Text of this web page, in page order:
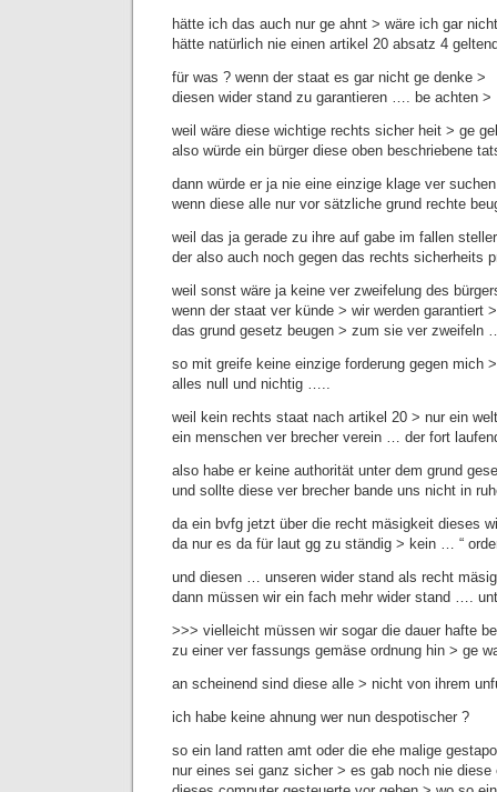
hätte ich das auch nur ge ahnt > wäre ich gar
hätte natürlich nie einen artikel 20 absatz 4
für was ? wenn der staat es gar nicht ge denke >
diesen wider stand zu garantieren …. be achten >
weil wäre diese wichtige rechts sicher heit > ge
also würde ein bürger diese oben beschriebene
dann würde er ja nie eine einzige klage ver
wenn diese alle nur vor sätzliche grund rechte
weil das ja gerade zu ihre auf gabe im fallen
der also auch noch gegen das rechts sicherheits
weil sonst wäre ja keine ver zweifelung des
wenn der staat ver künde > wir werden garantiert >
das grund gesetz beugen > zum sie ver zweifeln
so mit greife keine einzige forderung gegen mich >
alles null und nichtig …..
weil kein rechts staat nach artikel 20 > nur ein
ein menschen ver brecher verein … der fort
also habe er keine authorität unter dem grund
und sollte diese ver brecher bande uns nicht in
da ein bvfg jetzt über die recht mäsigkeit dieses
da nur es da für laut gg zu ständig > kein … “
und diesen … unseren wider stand als recht
dann müssen wir ein fach mehr wider stand ….
>>> vielleicht müssen wir sogar die dauer hafte
zu einer ver fassungs gemäse ordnung hin > ge
an scheinend sind diese alle > nicht von ihrem
ich habe keine ahnung wer nun despotischer ?
so ein land ratten amt oder die ehe malige
nur eines sei ganz sicher > es gab noch nie